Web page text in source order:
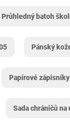
Průhledný batoh
Pánský
Papírové
Sada chráničů na